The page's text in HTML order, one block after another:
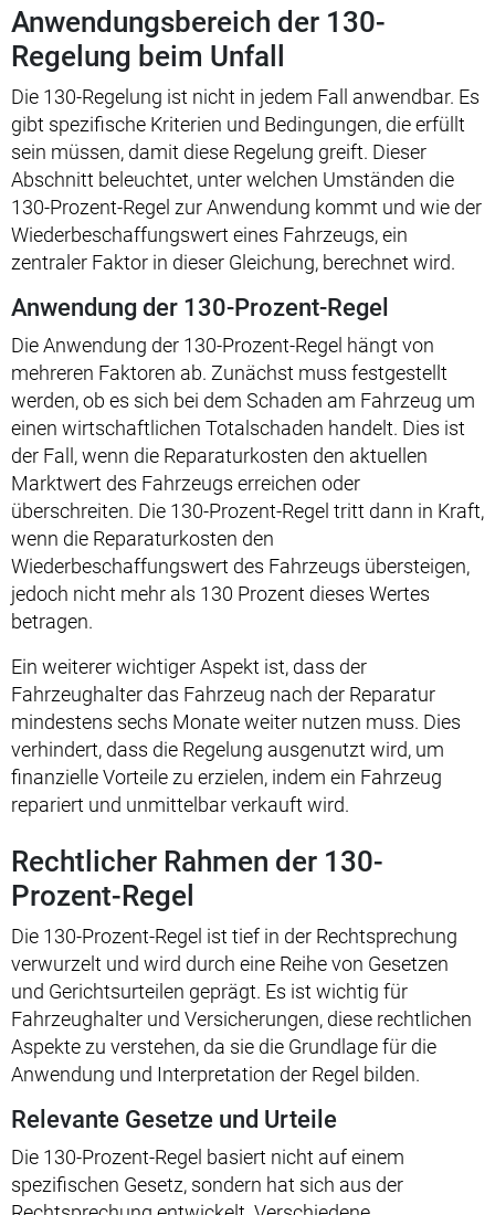
Anwendungsbereich der 130-
Regelung beim Unfall
Die 130-Regelung ist nicht in jedem Fall anwendbar. Es
gibt spezifische Kriterien und Bedingungen, die erfüllt
sein müssen, damit diese Regelung greift. Dieser
Abschnitt beleuchtet, unter welchen Umständen die
130-Prozent-Regel zur Anwendung kommt und wie der
Wiederbeschaffungswert eines Fahrzeugs, ein
zentraler Faktor in dieser Gleichung, berechnet wird.
Anwendung der 130-Prozent-Regel
Die Anwendung der 130-Prozent-Regel hängt von
mehreren Faktoren ab. Zunächst muss festgestellt
werden, ob es sich bei dem Schaden am Fahrzeug um
einen wirtschaftlichen Totalschaden handelt. Dies ist
der Fall, wenn die Reparaturkosten den aktuellen
Marktwert des Fahrzeugs erreichen oder
überschreiten. Die 130-Prozent-Regel tritt dann in Kraft,
wenn die Reparaturkosten den
Wiederbeschaffungswert des Fahrzeugs übersteigen,
jedoch nicht mehr als 130 Prozent dieses Wertes
betragen.
Ein weiterer wichtiger Aspekt ist, dass der
Fahrzeughalter das Fahrzeug nach der Reparatur
mindestens sechs Monate weiter nutzen muss. Dies
verhindert, dass die Regelung ausgenutzt wird, um
finanzielle Vorteile zu erzielen, indem ein Fahrzeug
repariert und unmittelbar verkauft wird.
Rechtlicher Rahmen der 130-
Prozent-Regel
Die 130-Prozent-Regel ist tief in der Rechtsprechung
verwurzelt und wird durch eine Reihe von Gesetzen
und Gerichtsurteilen geprägt. Es ist wichtig für
Fahrzeughalter und Versicherungen, diese rechtlichen
Aspekte zu verstehen, da sie die Grundlage für die
Anwendung und Interpretation der Regel bilden.
Relevante Gesetze und Urteile
Die 130-Prozent-Regel basiert nicht auf einem
spezifischen Gesetz, sondern hat sich aus der